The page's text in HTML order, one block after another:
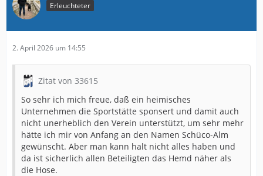
Erleuchteter
2. April 2026 um 14:55
Zitat von 33615
So sehr ich mich freue, daß ein heimisches
Unternehmen die Sportstätte sponsert und damit auch
nicht unerheblich den Verein unterstützt, um sehr mehr
hätte ich mir von Anfang an den Namen Schüco-Alm
gewünscht. Aber man kann halt nicht alles haben und
da ist sicherlich allen Beteiligten das Hemd näher als
die Hose.